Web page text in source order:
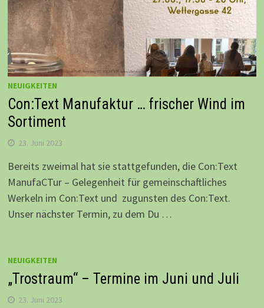
NEUIGKEITEN
Con:Text Manufaktur … frischer Wind im
Sortiment
23. Juni 2023
Bereits zweimal hat sie stattgefunden, die Con:Text
ManufaCTur – Gelegenheit für gemeinschaftliches
Werkeln im Con:Text und zugunsten des Con:Text.
Unser nächster Termin, zu dem Du …
NEUIGKEITEN
„Trostraum“ – Termine im Juni und Juli
23. Juni 2023